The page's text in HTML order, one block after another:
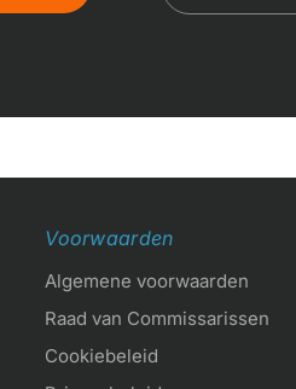
Voorwaarden
Algemene voorwaarden
Raad van Commissarissen
Cookiebeleid